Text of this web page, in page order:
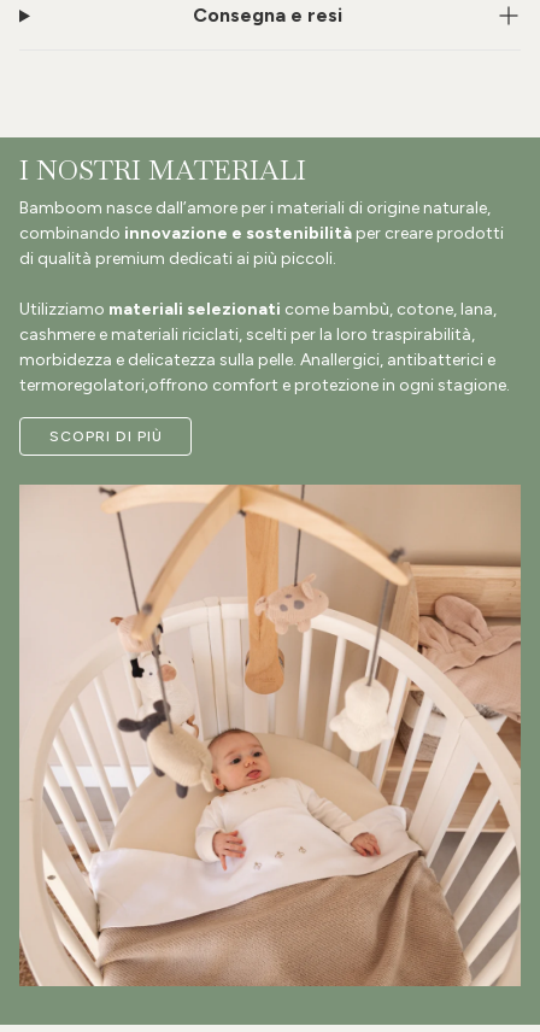
Consegna e resi
I NOSTRI MATERIALI
Bamboom nasce dall’amore per i materiali di origine naturale,
combinando innovazione e sostenibilità per creare prodotti
di qualità premium dedicati ai più piccoli.
Utilizziamo materiali selezionati come bambù, cotone, lana,
cashmere e materiali riciclati, scelti per la loro traspirabilità,
morbidezza e delicatezza sulla pelle. Anallergici, antibatterici e
termoregolatori,offrono comfort e protezione in ogni stagione.
SCOPRI DI PIÙ